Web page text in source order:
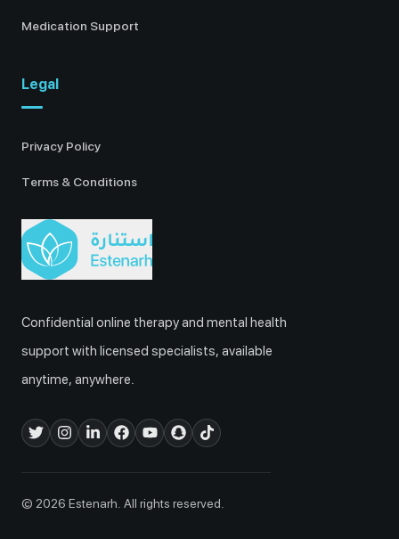
Confidential online therapy and mental health
support with licensed specialists, available
anytime, anywhere.
© 2026 Estenarh. All rights reserved.
Medication Support
Legal
Privacy Policy
Terms & Conditions